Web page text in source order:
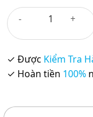
Giáo
Trình
Tiếng
Trung
Trẻ
Xin
✓ Được Kiểm Tra
✓ Hoàn tiền 100%